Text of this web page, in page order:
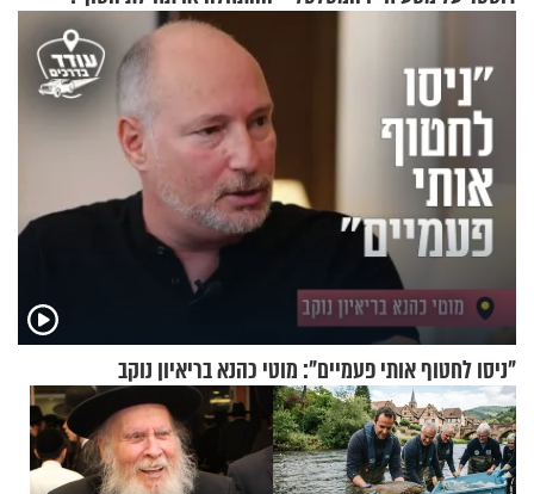
הרה"ג זמיר כהן במסר עוצמתי
"ניסו לחטוף אותי פעמיים": מוטי כהנא בריאיון נוקב